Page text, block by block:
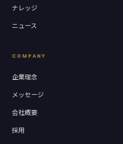
ナレッジ
ニュース
COMPANY
企業理念
メッセージ
会社概要
採用